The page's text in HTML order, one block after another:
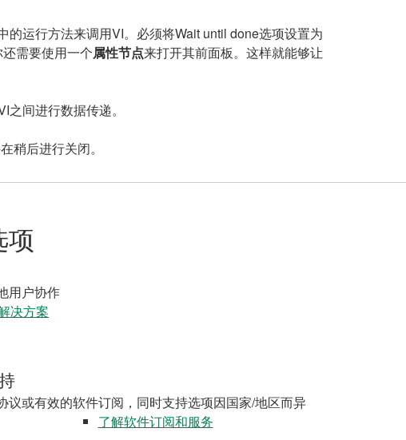
运行方法来调用VI。必须将Wait until done选项设置为
需要使用一个属性节点来打开其前面板。这样就能够让
之间进行数据传递。
稍后进行关闭。
项
用户协作
决方案
议或有效的软件订阅，同时支持选项因国家/地区而异
了解软件订阅和服务